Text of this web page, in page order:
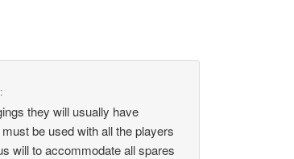
:
they will usually have
be used with all the players
will to accommodate all spares